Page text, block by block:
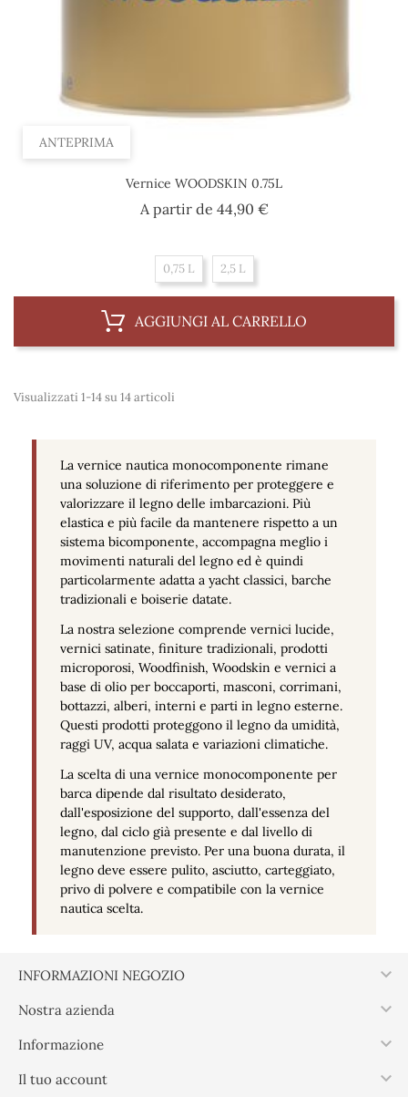
ANTEPRIMA
Vernice WOODSKIN 0.75L
A partir de 44,90 €Prezzo
0,75 L 2,5 L
AGGIUNGI AL CARRELLO
Visualizzati 1-14 su 14 articoli
La vernice nautica monocomponente rimane
una soluzione di riferimento per proteggere e
valorizzare il legno delle imbarcazioni. Più
elastica e più facile da mantenere rispetto a un
sistema bicomponente, accompagna meglio i
movimenti naturali del legno ed è quindi
particolarmente adatta a yacht classici, barche
tradizionali e boiserie datate.
La nostra selezione comprende vernici lucide,
vernici satinate, finiture tradizionali, prodotti
microporosi, Woodfinish, Woodskin e vernici a
base di olio per boccaporti, masconi, corrimani,
bottazzi, alberi, interni e parti in legno esterne.
Questi prodotti proteggono il legno da umidità,
raggi UV, acqua salata e variazioni climatiche.
La scelta di una vernice monocomponente per
barca dipende dal risultato desiderato,
dall'esposizione del supporto, dall'essenza del
legno, dal ciclo già presente e dal livello di
manutenzione previsto. Per una buona durata, il
legno deve essere pulito, asciutto, carteggiato,
privo di polvere e compatibile con la vernice
nautica scelta.
INFORMAZIONI NEGOZIO 
Nostra azienda 
Informazione 
Il tuo account 